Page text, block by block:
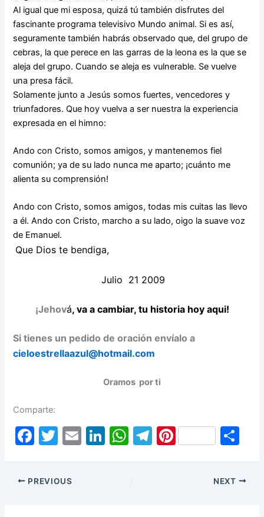
Al igual que mi esposa, quizá tú también disfrutes del
fascinante programa televisivo Mundo animal. Si es así,
seguramente también habrás observado que, del grupo de
cebras, la que perece en las garras de la leona es la que se
aleja del grupo. Cuando se aleja es vulnerable. Se vuelve
una presa fácil.
Solamente junto a Jesús somos fuertes, vencedores y
triunfadores. Que hoy vuelva a ser nuestra la experiencia
expresada en el himno:
Ando con Cristo, somos amigos, y mantenemos fiel
comunión; ya de su lado nunca me aparto; ¡cuánto me
alienta su comprensión!
Ando con Cristo, somos amigos, todas mis cuitas las llevo
a él. Ando con Cristo, marcho a su lado, oigo la suave voz
de Emanuel.
Que Dios te bendiga,
Julio 21 2009
¡Jehová, va a cambiar, tu historia hoy aqui!
Si tienes un pedido de oración envíalo a
cieloestrellaazul@hotmail.com
Oramos por ti
Comparte:
F
c
e
T
itt
er
E
Li W T Pi
ar
PREVIOUS NEXT